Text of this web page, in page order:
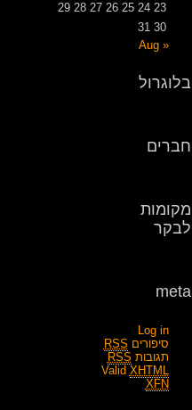
23
24
25
26
27
28
29
30
31
« Aug
בלוגרול
חברים
מקומות
לבקר
meta
Log in
סיפורים RSS
תגובות RSS
Valid XHTML
XFN